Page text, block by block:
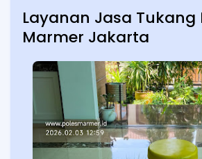
Layanan Jasa Tukang
Marmer Jakarta